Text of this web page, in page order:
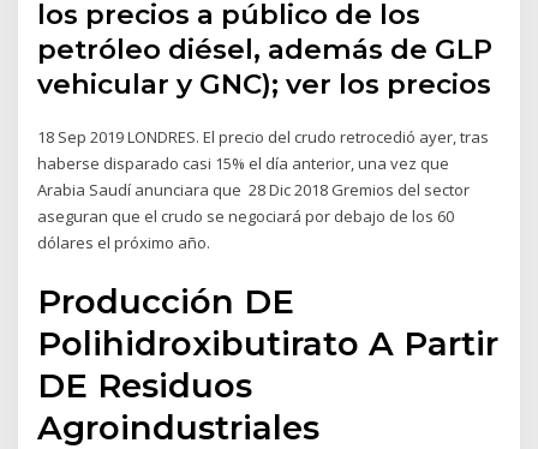
los precios a público de los
petróleo diésel, además de GLP
vehicular y GNC); ver los precios
18 Sep 2019 LONDRES. El precio del crudo retrocedió ayer, tras
haberse disparado casi 15% el día anterior, una vez que
Arabia Saudí anunciara que 28 Dic 2018 Gremios del sector
aseguran que el crudo se negociará por debajo de los 60
dólares el próximo año.
Producción DE
Polihidroxibutirato A Partir
DE Residuos
Agroindustriales